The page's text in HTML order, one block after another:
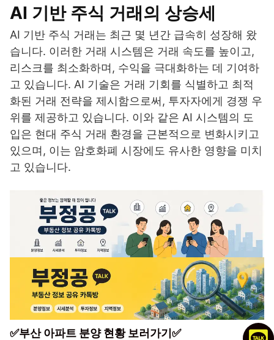
AI 기반 주식 거래의 상승세
AI 기반 주식 거래는 최근 몇 년간 급속히 성장해 왔
습니다. 이러한 거래 시스템은 거래 속도를 높이고,
리스크를 최소화하며, 수익을 극대화하는 데 기여하
고 있습니다. AI 기술은 거래 기회를 식별하고 최적
화된 거래 전략을 제시함으로써, 투자자에게 경쟁 우
위를 제공하고 있습니다. 이와 같은 AI 시스템의 도
입은 현대 주식 거래 환경을 근본적으로 변화시키고
있으며, 이는 암호화폐 시장에도 유사한 영향을 미치
고 있습니다.
✅부산 아파트 분양 현황 보러가기✅